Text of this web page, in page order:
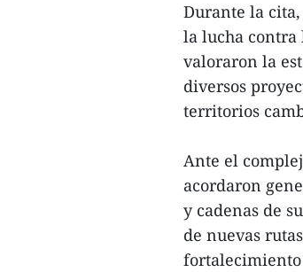
Durante la
la lucha contra
valoraron la
diversos
territorios
Ante el
acordaron
y cadenas de
de nuevas